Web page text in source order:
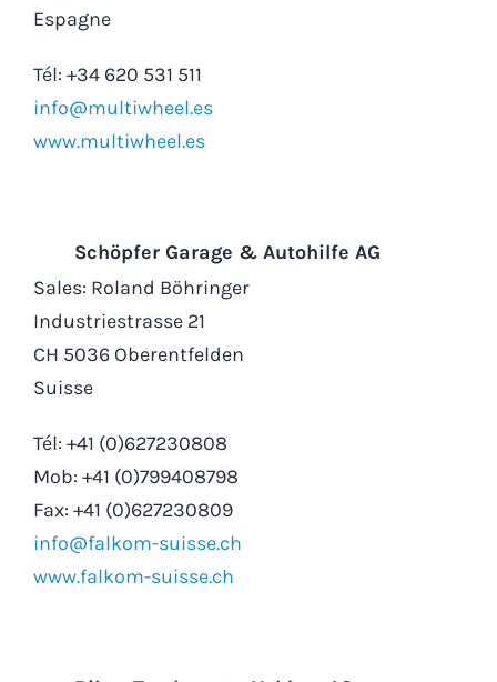
Espagne
Tél: +34 620 531 511
info@multiwheel.es
www.multiwheel.es
Schöpfer Garage & Autohilfe AG
Sales: Roland Böhringer
Industriestrasse 21
CH 5036 Oberentfelden
Suisse
Tél: +41 (0)627230808
Mob: +41 (0)799408798
Fax: +41 (0)627230809
info@falkom-suisse.ch
www.falkom-suisse.ch